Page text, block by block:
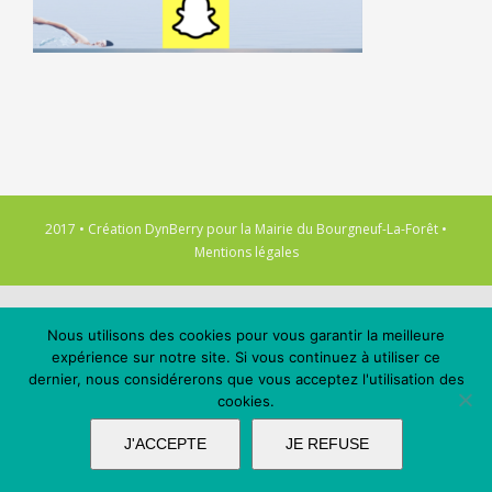
2017 • Création DynBerry pour la Mairie du Bourgneuf-La-Forêt •
Mentions légales
Nous utilisons des cookies pour vous garantir la meilleure
expérience sur notre site. Si vous continuez à utiliser ce
dernier, nous considérerons que vous acceptez l'utilisation des
cookies.
J'ACCEPTE JE REFUSE